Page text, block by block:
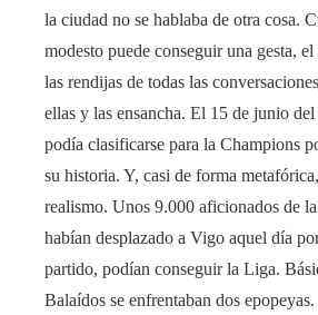
la ciudad no se hablaba de otra cosa.
modesto puede conseguir una gesta,
las rendijas de todas las
ellas y las ensancha. El 15 de junio
podía clasificarse para la Champions
su historia. Y, casi de forma
realismo. Unos 9.000 aficionados de
habían desplazado a Vigo aquel día
partido, podían conseguir la Liga.
Balaídos se enfrentaban dos